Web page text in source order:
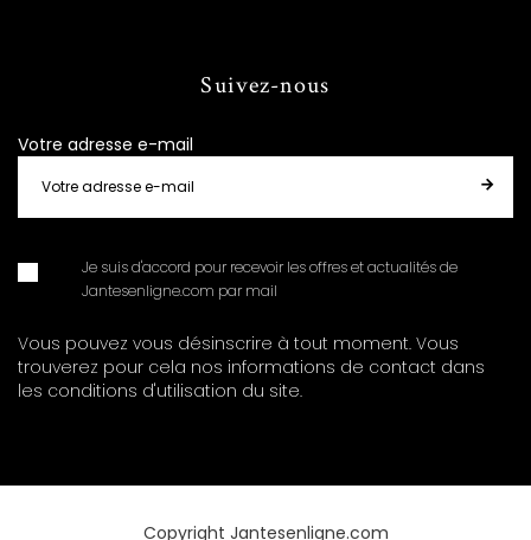
Suivez-nous
Votre adresse e-mail
Je suis d'accord pour recevoir les offres et actualités de
Jantesenligne.com par mail
Vous pouvez vous désinscrire à tout moment. Vous
trouverez pour cela nos informations de contact dans
les conditions d'utilisation du site.
Copyright Jantesenligne.com